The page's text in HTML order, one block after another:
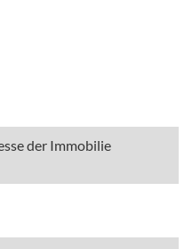
der Immobilie